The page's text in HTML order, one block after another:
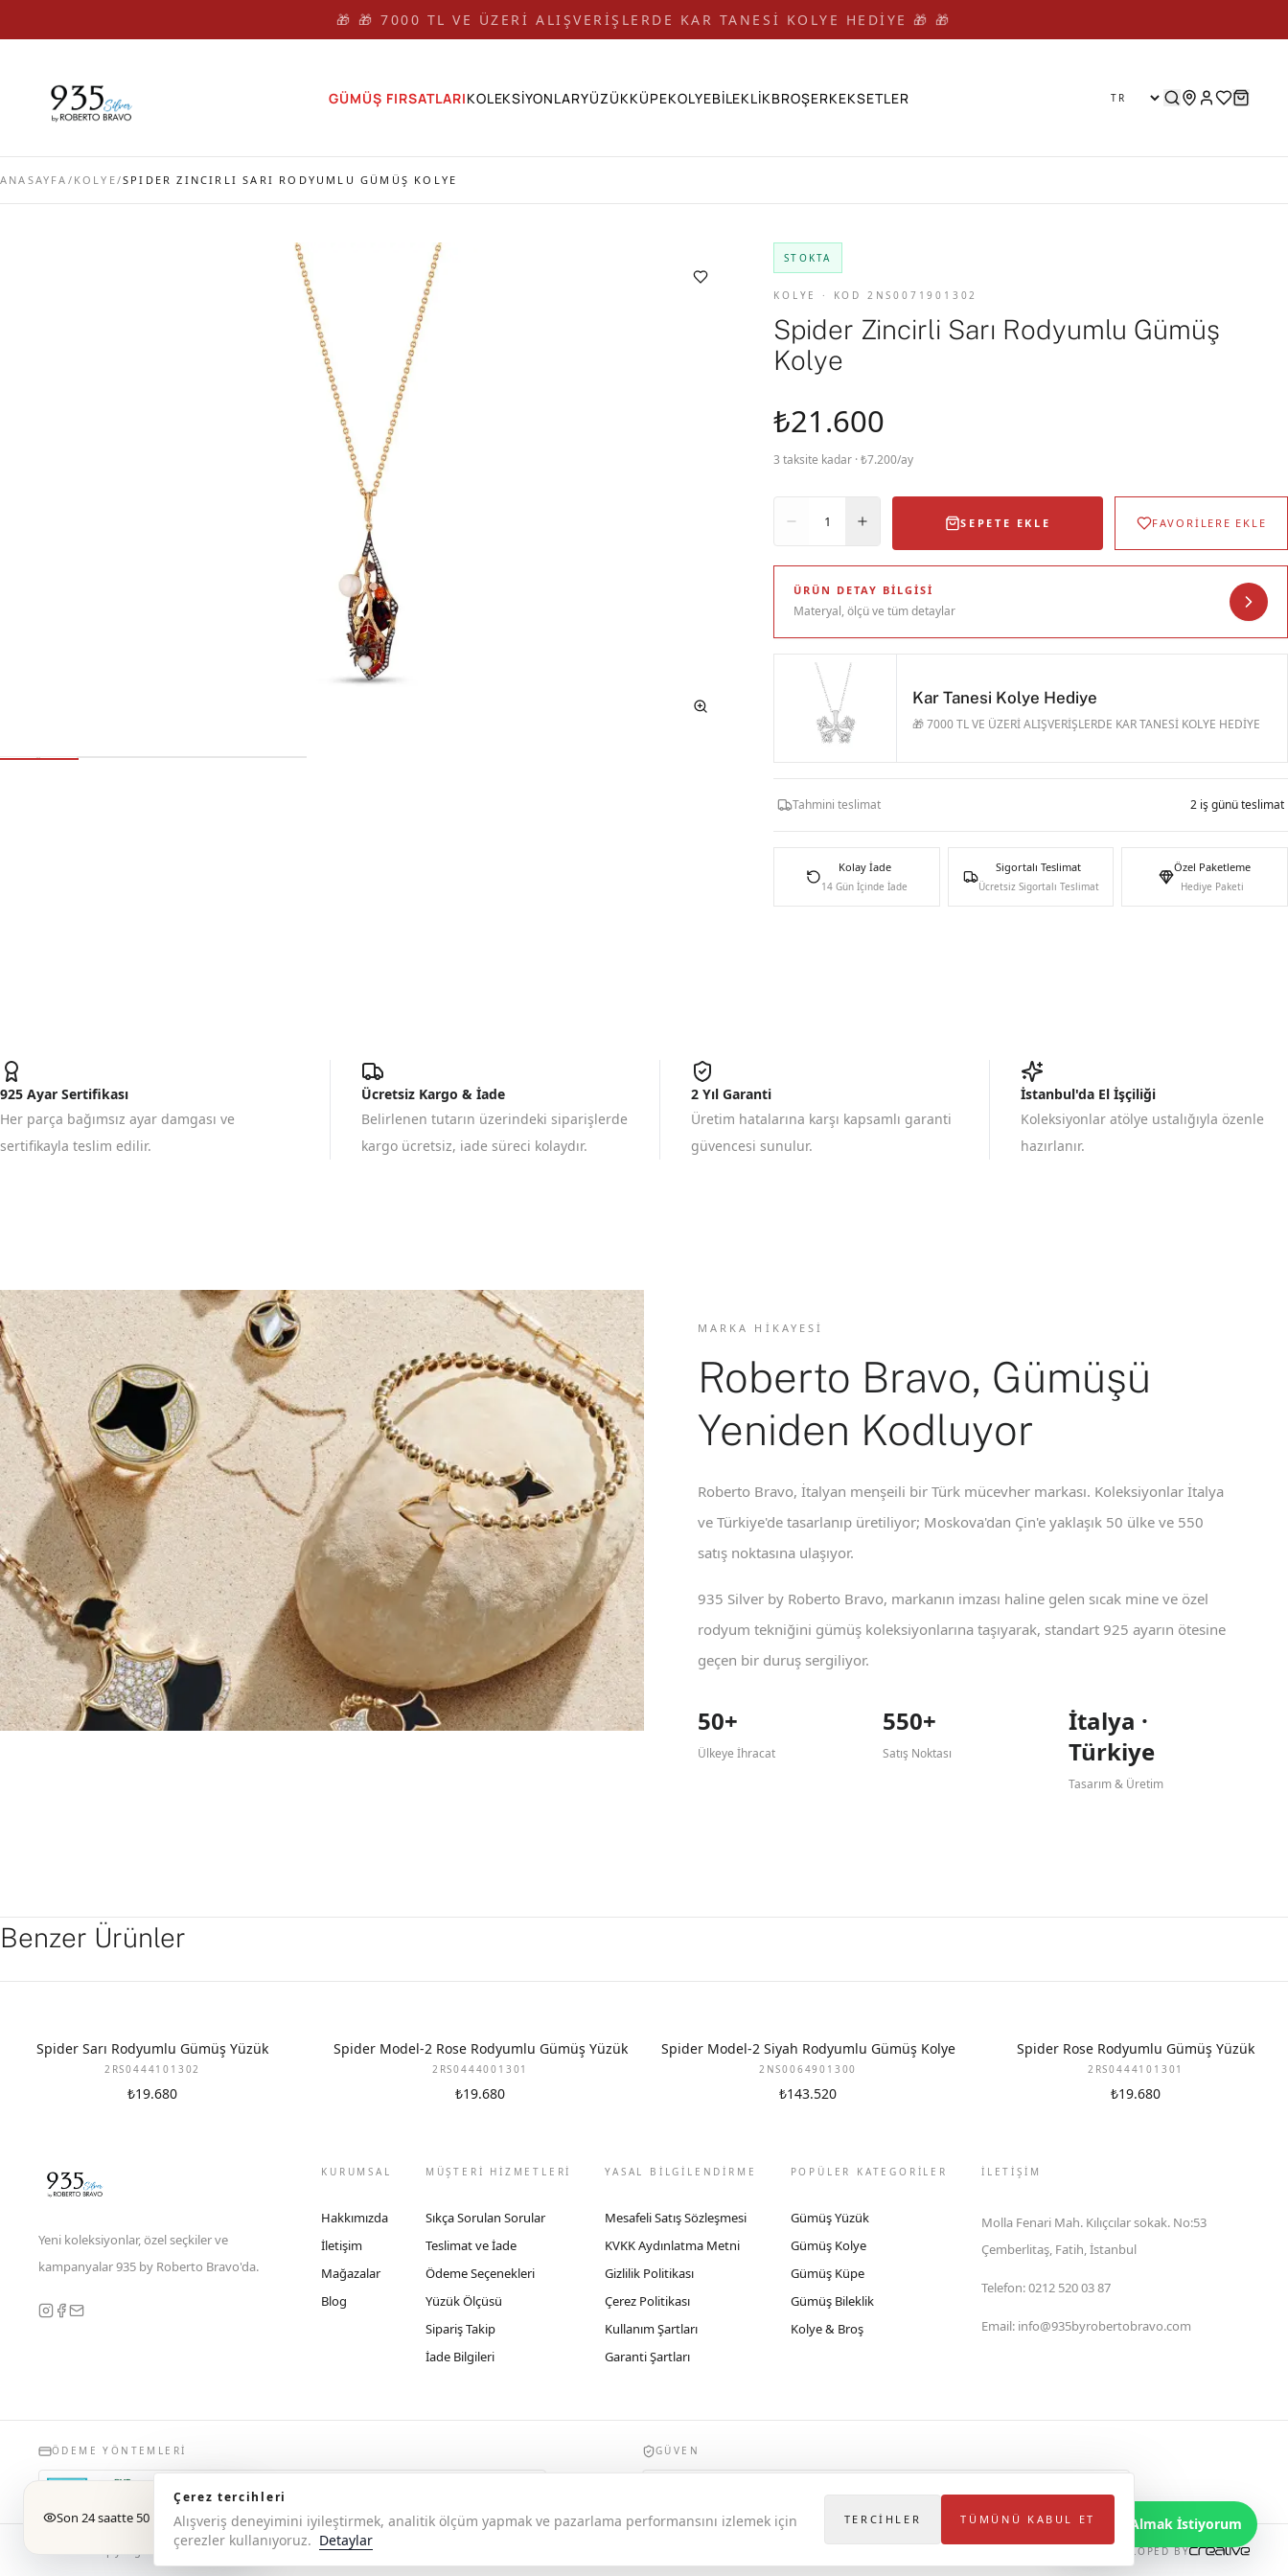
🎁 🎁 7000 TL VE ÜZERİ ALIŞVERİŞLERDE KAR TANESİ KOLYE HEDİYE 🎁 🎁
GÜMÜŞ FIRSATLARIKOLEKSİYONLARYÜZÜKKÜPEKOLYEBİLEKLİKBROŞERKEKSETLER
ANASAYFA / KOLYE/SPIDER ZINCIRLI SARI RODYUMLU GÜMÜŞ KOLYE
STOKTA
KOLYE · KOD 2NS0071901302
Spider Zincirli Sarı Rodyumlu Gümüş
Kolye
Son 24 saatte 50 kişi baktı
₺21.600
3 taksite kadar · ₺7.200/ay
1 SEPETE EKLE FAVORİLERE EKLE
ÜRÜN DETAY BILGISI
Materyal, ölçü ve tüm detaylar
Kar Tanesi Kolye Hediye
🎁 7000 TL VE ÜZERİ ALIŞVERİŞLERDE KAR TANESİ KOLYE HEDİYE
Tahmini teslimat 2 iş günü teslimat
Kolay İade
14 Gün İçinde İade
Sigortalı Teslimat
Ücretsiz Sigortalı Teslimat
Özel Paketleme
Hediye Paketi
925 Ayar Sertifikası
Her parça bağımsız ayar damgası ve
sertifikayla teslim edilir.
Ücretsiz Kargo & İade
Belirlenen tutarın üzerindeki siparişlerde
kargo ücretsiz, iade süreci kolaydır.
2 Yıl Garanti
Üretim hatalarına karşı kapsamlı garanti
güvencesi sunulur.
İstanbul'da El İşçiliği
Koleksiyonlar atölye ustalığıyla özenle
hazırlanır.
MARKA HIKAYESI
Roberto Bravo, Gümüşü
Yeniden Kodluyor
Roberto Bravo, İtalyan menşeili bir Türk mücevher markası. Koleksiyonlar İtalya
ve Türkiye'de tasarlanıp üretiliyor; Moskova'dan Çin'e yaklaşık 50 ülke ve 550
satış noktasına ulaşıyor.
935 Silver by Roberto Bravo, markanın imzası haline gelen sıcak mine ve özel
rodyum tekniğini gümüş koleksiyonlarına taşıyarak, standart 925 ayarın ötesine
geçen bir duruş sergiliyor.
50+
Ülkeye İhracat
550+
Satış Noktası
İtalya ·
Türkiye
Tasarım & Üretim
Benzer Ürünler
Spider Sarı Rodyumlu Gümüş Yüzük
2RS0444101302
₺19.680
Spider Model-2 Rose Rodyumlu Gümüş Yüzük
2RS0444001301
₺19.680
Spider Model-2 Siyah Rodyumlu Gümüş Kolye
2NS0064901300
₺143.520
Spider Rose Rodyumlu Gümüş Yüzük
2RS0444101301
₺19.680
Yeni koleksiyonlar, özel seçkiler ve
kampanyalar 935 by Roberto Bravo'da.
KURUMSAL
Hakkımızda
İletişim
Mağazalar
Blog
MÜŞTERİ HİZMETLERİ
Sıkça Sorulan Sorular
Teslimat ve İade
Ödeme Seçenekleri
Yüzük Ölçüsü
Sipariş Takip
İade Bilgileri
YASAL BİLGİLENDİRME
Mesafeli Satış Sözleşmesi
KVKK Aydınlatma Metni
Gizlilik Politikası
Çerez Politikası
Kullanım Şartları
Garanti Şartları
POPÜLER KATEGORİLER
Gümüş Yüzük
Gümüş Kolye
Gümüş Küpe
Gümüş Bileklik
Kolye & Broş
İLETIŞIM
Molla Fenari Mah. Kılıçcılar sokak. No:53
Çemberlitaş, Fatih, İstanbul
Telefon:0212 520 03 87
Email: info@935byrobertobravo.com
ÖDEME YÖNTEMLERI GÜVEN
© 2026 Copyright 935 by Roberto Bravo DEVELOPED BY
Bilgi Almak İstiyorum
Çerez tercihleri
Alışveriş deneyimini iyileştirmek, analitik ölçüm yapmak ve pazarlama performansını izlemek için
çerezler kullanıyoruz. Detaylar
TERCIHLER TÜMÜNÜ KABUL ET